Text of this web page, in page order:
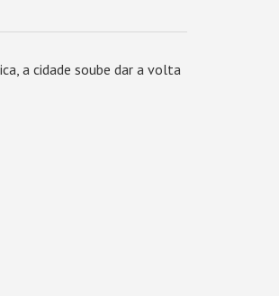
a cidade soube dar a volta